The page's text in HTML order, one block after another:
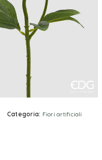
Categoria: Fiori artificiali